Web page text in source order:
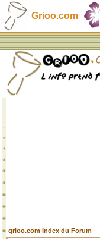
Grioo.com
grioo.com Index du Forum